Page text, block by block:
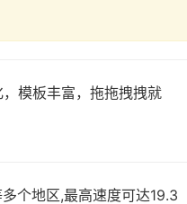
模板丰富，拖拖拽拽就
个地区,最高速度可达19.3